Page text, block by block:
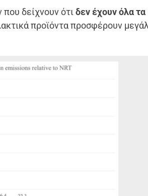
δείχνουν ότιδεν έχουν όλα τα
προϊόντα προσφέρουν